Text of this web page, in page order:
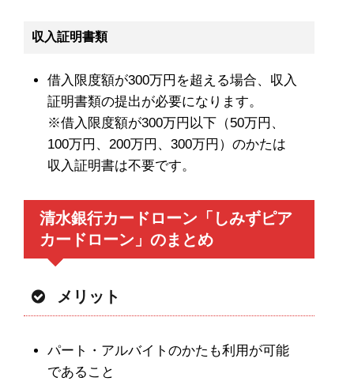
収入証明書類
借入限度額が300万円を超える場合、収入
証明書類の提出が必要になります。
※借入限度額が300万円以下（50万円、
100万円、200万円、300万円）のかたは
収入証明書は不要です。
清水銀行カードローン「しみずピア
カードローン」のまとめ
メリット
パート・アルバイトのかたも利用が可能
であること